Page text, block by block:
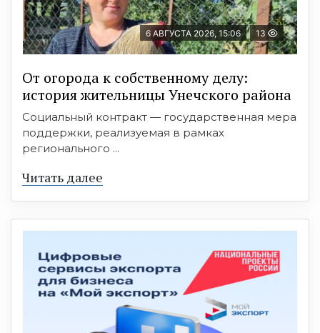
6 АВГУСТА 2026, 15:06 13
От огорода к собственному делу:
история жительницы Унечского района
Социальный контракт — государственная мера
поддержки, реализуемая в рамках
регионального ...
Читать далее